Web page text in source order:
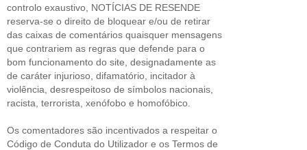
controlo exaustivo, NOTÍCIAS DE RESENDE
reserva-se o direito de bloquear e/ou de retirar
das caixas de comentários quaisquer mensagens
que contrariem as regras que defende para o
bom funcionamento do site, designadamente as
de caráter injurioso, difamatório, incitador à
violência, desrespeitoso de símbolos nacionais,
racista, terrorista, xenófobo e homofóbico.
Os comentadores são incentivados a respeitar o
Código de Conduta do Utilizador e os Termos de